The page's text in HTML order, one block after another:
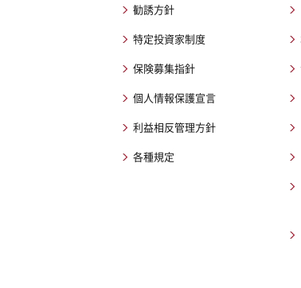
勧誘方針
特定投資家制度
保険募集指針
個人情報保護宣言
利益相反管理方針
各種規定